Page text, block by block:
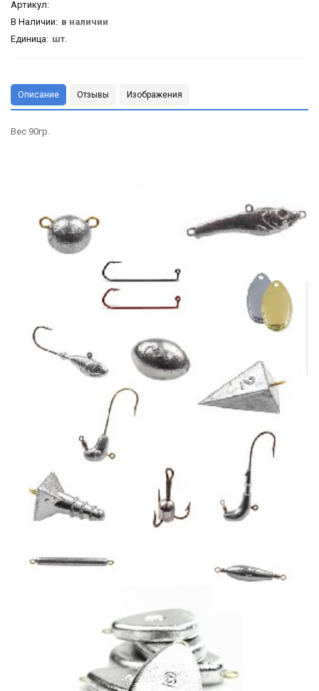
Артикул:
В Наличии: в наличии
Единица: шт.
Описание Отзывы Изображения
Вес 90гр.